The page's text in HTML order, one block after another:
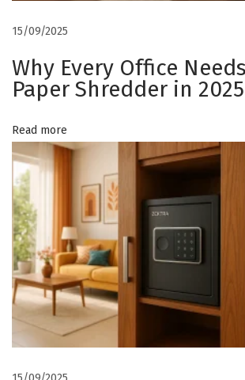
a
15/09/2025
Why Every Office
Paper Shredder in 2025
Read more